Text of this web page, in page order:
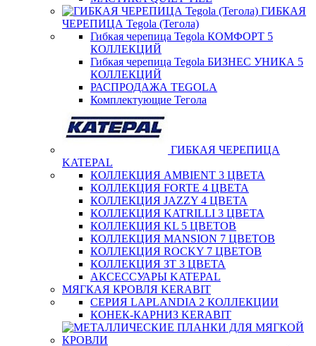
ГИБКАЯ
ЧЕРЕПИЦА Tegola (Тегола)
Гибкая черепица Tegola КОМФОРТ 5
КОЛЛЕКЦИЙ
Гибкая черепица Tegola БИЗНЕС УНИКА 5
КОЛЛЕКЦИЙ
РАСПРОДАЖА TEGOLA
Комплектующие Тегола
ГИБКАЯ ЧЕРЕПИЦА
KATEPAL
КОЛЛЕКЦИЯ AMBIENT 3 ЦВЕТА
КОЛЛЕКЦИЯ FORTE 4 ЦВЕТА
КОЛЛЕКЦИЯ JAZZY 4 ЦВЕТА
КОЛЛЕКЦИЯ KATRILLI 3 ЦВЕТА
КОЛЛЕКЦИЯ KL 5 ЦВЕТОВ
КОЛЛЕКЦИЯ MANSION 7 ЦВЕТОВ
КОЛЛЕКЦИЯ ROCKY 7 ЦВЕТОВ
КОЛЛЕКЦИЯ ЗТ 3 ЦВЕТА
АКСЕССУАРЫ KATEPAL
МЯГКАЯ КРОВЛЯ KERABIT
СЕРИЯ LAPLANDIA 2 КОЛЛЕКЦИИ
КОНЕК-КАРНИЗ KERABIT